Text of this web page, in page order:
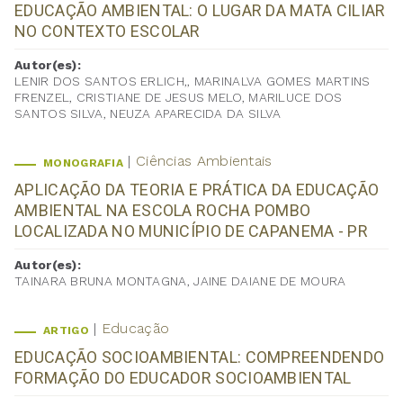
EDUCAÇÃO AMBIENTAL: O LUGAR DA MATA CILIAR
NO CONTEXTO ESCOLAR
Autor(es):
LENIR DOS SANTOS ERLICH,, MARINALVA GOMES MARTINS
FRENZEL, CRISTIANE DE JESUS MELO, MARILUCE DOS
SANTOS SILVA, NEUZA APARECIDA DA SILVA
MONOGRAFIA Ciências Ambientais
APLICAÇÃO DA TEORIA E PRÁTICA DA EDUCAÇÃO
AMBIENTAL NA ESCOLA ROCHA POMBO
LOCALIZADA NO MUNICÍPIO DE CAPANEMA - PR
Autor(es):
TAINARA BRUNA MONTAGNA, JAINE DAIANE DE MOURA
ARTIGO Educação
EDUCAÇÃO SOCIOAMBIENTAL: COMPREENDENDO
FORMAÇÃO DO EDUCADOR SOCIOAMBIENTAL